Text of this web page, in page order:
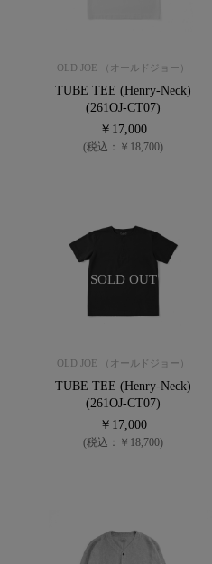
OLD JOE （オールドジョー）
TUBE TEE (Henry-Neck)
(261OJ-CT07)
￥17,000
(税込：￥18,700)
SOLD OUT
OLD JOE （オールドジョー）
TUBE TEE (Henry-Neck)
(261OJ-CT07)
￥17,000
(税込：￥18,700)